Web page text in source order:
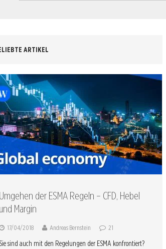
ARTIKEL
Umgehen der ESMA Regeln – CFD, Hebel
und Margin
17/04/2018 Andreas Bernstein 21
sind auch mit den Regelungen der ESMA konfrontiert?